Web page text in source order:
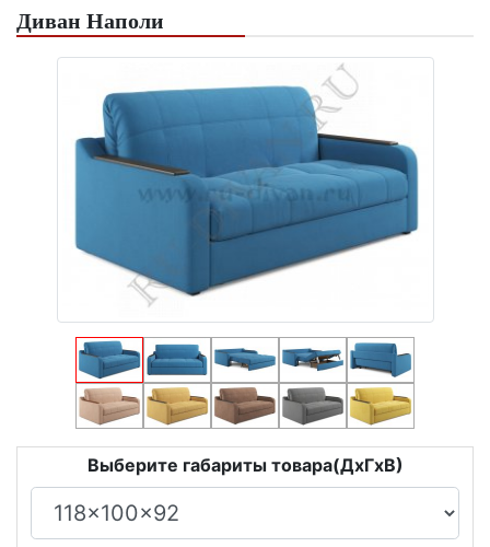
Диван Наполи
Выберите габариты товара(ДxГxВ)